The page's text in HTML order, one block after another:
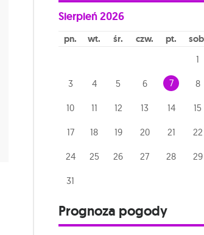
Sierpień2026
pn wt śr czw pt sob
1
3 4 5 6 7 8
10 11 12 13 14 15
17 18 19 20 21 22
24 25 26 27 28 29
31
Prognoza pogody